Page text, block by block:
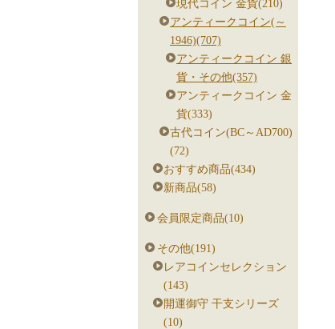
現代コイン 金貨(210)
アンティークコイン(～
1946)(707)
アンティークコイン 銀
貨・その他(357)
アンティークコイン 金
貨(333)
古代コイン(BC～AD700)
(72)
おすすめ商品(434)
新商品(58)
会員限定商品(10)
その他(191)
レアコインセレクション
(143)
開運御守 干支シリーズ
(10)